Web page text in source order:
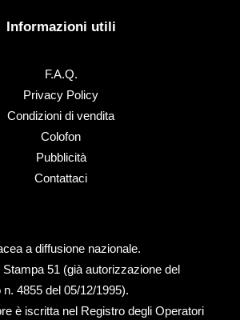
Informazioni utili
F.A.Q.
Privacy Policy
Condizioni di vendita
Colofon
Pubblicità
Contattaci
a diffusione nazionale.
51 (già autorizzazione del
n. 4855 del 05/12/1995).
è iscritta nel Registro degli Operatori